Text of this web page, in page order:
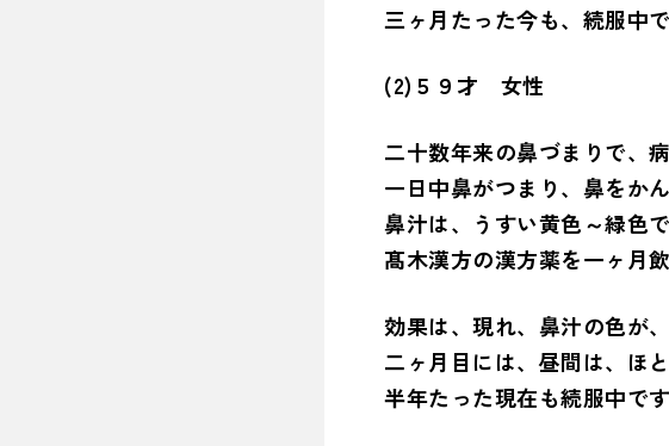
三ヶ月たった今も、続服中で
(2)５９才 女性
二十数年来の鼻づまりで、
一日中鼻がつまり、鼻をか
鼻汁は、うすい黄色～緑色
髙木漢方の漢方薬を一ヶ月
効果は、現れ、鼻汁の色が
二ヶ月目には、昼間は、ほ
半年たった現在も続服中です